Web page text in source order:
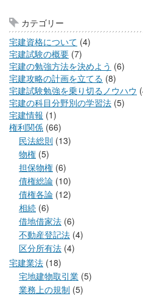
カテゴリー
宅建資格について (4)
宅建試験の概要 (7)
宅建の勉強方法を決めよう (6)
宅建攻略の計画を立てる (8)
宅建試験勉強を乗り切るノウハウ
宅建の科目分野別の学習法 (5)
宅建情報 (1)
権利関係 (66)
民法総則 (13)
物権 (5)
担保物権 (6)
債権総論 (10)
債権各論 (12)
相続 (6)
借地借家法 (6)
不動産登記法 (4)
区分所有法 (4)
宅建業法 (18)
宅地建物取引業 (5)
業務上の規制 (5)